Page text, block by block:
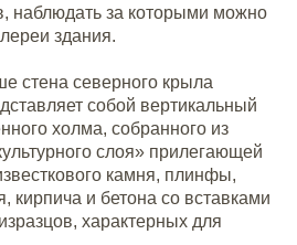
наблюдать за которыми можно
здания.
стена северного крыла
собой вертикальный
холма, собранного из
слоя» прилегающей
камня, плинфы,
кирпича и бетона со вставками
характерных для